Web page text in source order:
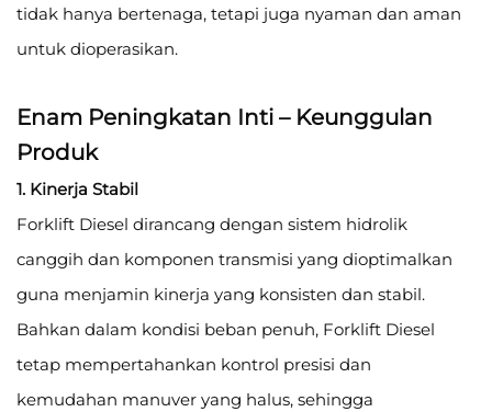
tidak hanya bertenaga, tetapi juga nyaman dan aman
untuk dioperasikan.
Enam Peningkatan Inti – Keunggulan
Produk
1. Kinerja Stabil
Forklift Diesel dirancang dengan sistem hidrolik
canggih dan komponen transmisi yang dioptimalkan
guna menjamin kinerja yang konsisten dan stabil.
Bahkan dalam kondisi beban penuh, Forklift Diesel
tetap mempertahankan kontrol presisi dan
kemudahan manuver yang halus, sehingga